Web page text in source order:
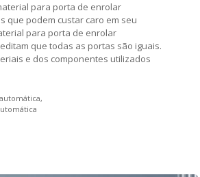
para porta de enrolar
que podem custar caro em seu
para porta de enrolar
que todas as portas são iguais.
e dos componentes utilizados